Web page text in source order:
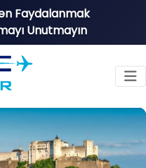
Faydalanmak
Unutmayın